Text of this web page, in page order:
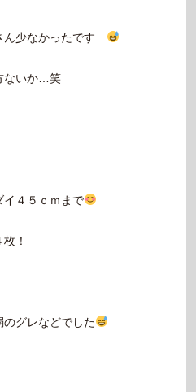
ん少なかったです…
ないか…笑
４５ｃｍまで
！
グレなどでした